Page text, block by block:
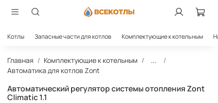
Котлы Запасные части для котлов Комплектующие к котельным
Главная Комплектующие к котельным
...
Автоматика для котлов Zont
Автоматический регулятор системы отопления Zont
Climatic 1.1